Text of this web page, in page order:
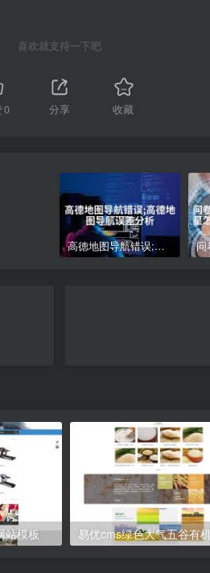
喜欢就支持一下吧
0 分享 收藏
高德地图导航错误;高德地图导航误差分析
站模板